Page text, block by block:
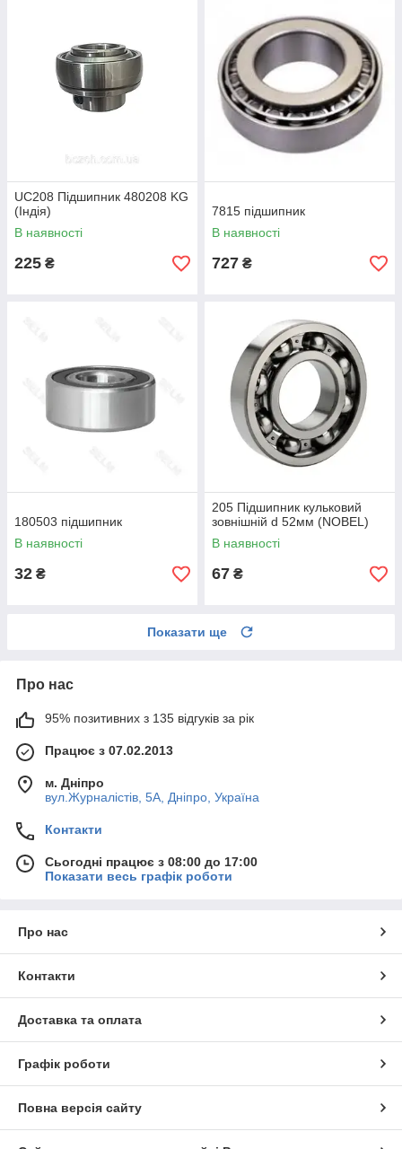
UC208 Підшипник 480208 KG
(Індія)
В наявності
225 ₴
7815 підшипник
В наявності
727 ₴
180503 підшипник
В наявності
32 ₴
205 Підшипник кульковий
зовнішній d 52мм (NOBEL)
В наявності
67 ₴
Показати ще
Про нас
95% позитивних з 135 відгуків за рік
Працює з 07.02.2013
м. Дніпро
вул.Журналістів, 5А, Дніпро, Україна
Контакти
Сьогодні працює з 08:00 до 17:00
Показати весь графік роботи
Про нас
Контакти
Доставка та оплата
Графік роботи
Повна версія сайту